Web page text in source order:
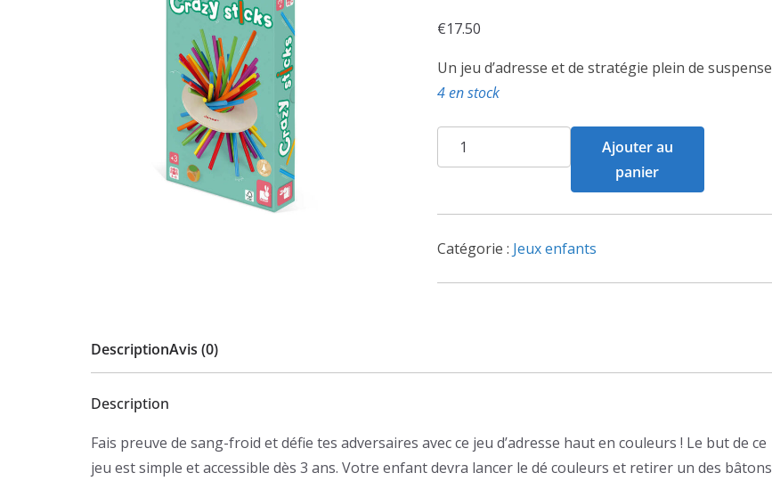
€17.50
Un jeu d’adresse et de stratégie plein de suspense
4 en stock
quantité
de
Sticks
Ajouter au
panier
Catégorie : Jeux enfants
DescriptionAvis (0)
Description
Fais preuve de sang-froid et défie tes adversaires avec ce jeu d’adresse haut en couleurs ! Le but de ce
jeu est simple et accessible dès 3 ans. Votre enfant devra lancer le dé couleurs et retirer un des bâtons